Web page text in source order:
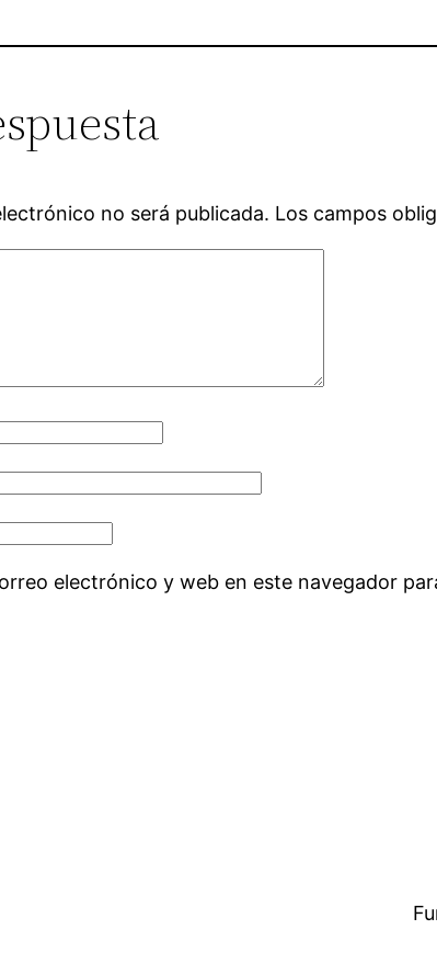
no será publicada. Los campos
electrónico y web en este navegador